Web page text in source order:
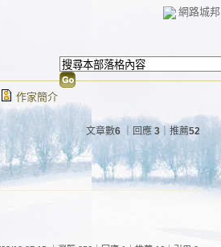
網路城邦
作家簡介
文章數6 ｜回應 3 ｜推薦52